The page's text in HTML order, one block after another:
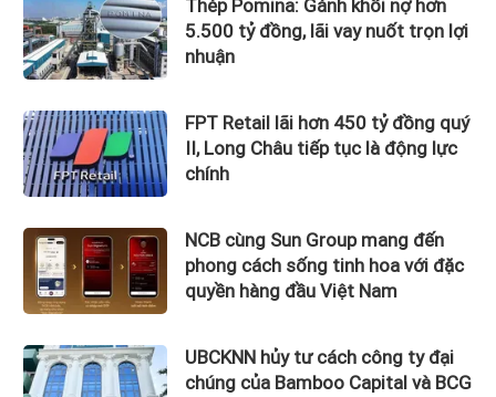
Thép Pomina: Gánh khối nợ hơn
5.500 tỷ đồng, lãi vay nuốt trọn lợi
nhuận
FPT Retail lãi hơn 450 tỷ đồng quý
II, Long Châu tiếp tục là động lực
chính
NCB cùng Sun Group mang đến
phong cách sống tinh hoa với đặc
quyền hàng đầu Việt Nam
UBCKNN hủy tư cách công ty đại
chúng của Bamboo Capital và BCG